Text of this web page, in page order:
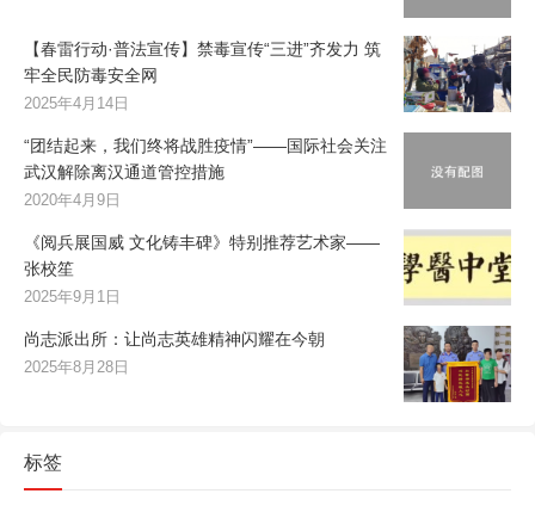
【春雷行动·普法宣传】禁毒宣传“三进”齐发力 筑
牢全民防毒安全网
2025年4月14日
“团结起来，我们终将战胜疫情”——国际社会关注
武汉解除离汉通道管控措施
2020年4月9日
《阅兵展国威 文化铸丰碑》特别推荐艺术家——
张校笙
2025年9月1日
尚志派出所：让尚志英雄精神闪耀在今朝
2025年8月28日
标签